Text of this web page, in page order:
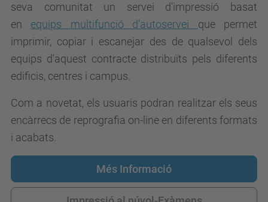
seva comunitat un servei d'impressió basat
en
equips multifunció d'autoservei
que permet
imprimir, copiar i escanejar des de qualsevol dels
equips d'aquest contracte distribuïts pels diferents
edificis, centres i campus.
Com a novetat, els usuaris podran realitzar els seus
encàrrecs de reprografia on-line en diferents formats
i acabats.
Més Informació